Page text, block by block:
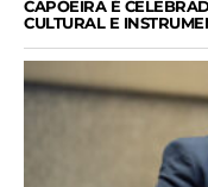
CAPOEIRA É
CULTURAL E